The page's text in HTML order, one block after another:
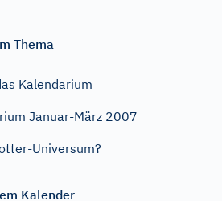
Thema
Kalendarium
Januar-März 2007
Universum?
Kalender